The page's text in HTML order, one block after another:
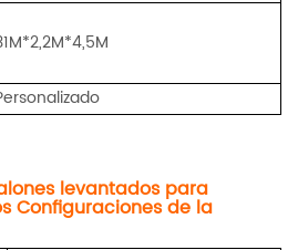
levantados para
Configuraciones de la